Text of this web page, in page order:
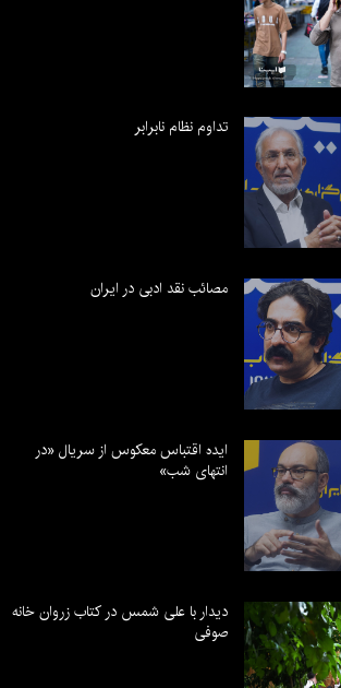
تداوم نظام نابرابر
مصائب نقد ادبی در ایران
ایده اقتباس معکوس از سریال «در
انتهای شب»
دیدار با علی شمس در کتاب زروان خانه
صوفی